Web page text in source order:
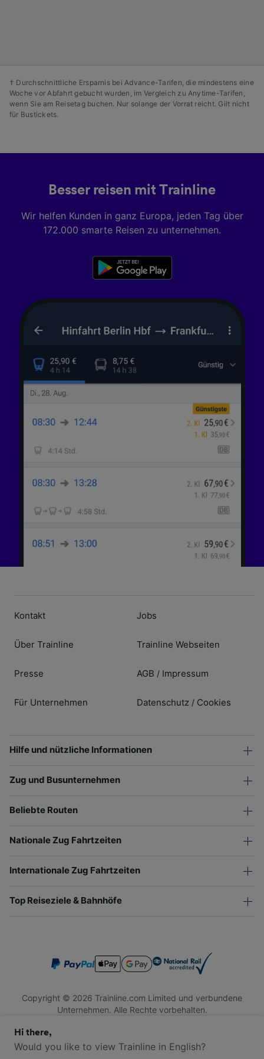
† Durchschnittliche Ersparnis bei Advance-Tarifen, die mindestens eine
Woche vor Abfahrt gebucht wurden, im Vergleich zu Anytime-Tarifen,
wenn Sie am Reisetag buchen. Nur solange der Vorrat reicht. Gilt nicht
für Bustickets.
Besser reisen mit Trainline
Wir helfen Kunden in ganz Europa, jeden Tag über
172.000 smarte Reisen zu unternehmen.
Kontakt
Über Trainline
Presse
Für Unternehmen
Jobs
Trainline Webseiten
AGB / Impressum
Datenschutz / Cookies
Hilfe und nützliche Informationen
Zug und Busunternehmen
Beliebte Routen
Nationale Zug Fahrtzeiten
Internationale Zug Fahrtzeiten
Top Reiseziele & Bahnhöfe
Copyright © 2026 Trainline.com Limited und verbundene
Unternehmen. Alle Rechte vorbehalten.
Firmennummer 3846791. Registrierte Adresse: 1 Stonecutter
St, London EC4A 4AH, United Kingdom. USt-IdNr.: 791 7261
Hi there,
Would you like to view Trainline in English?